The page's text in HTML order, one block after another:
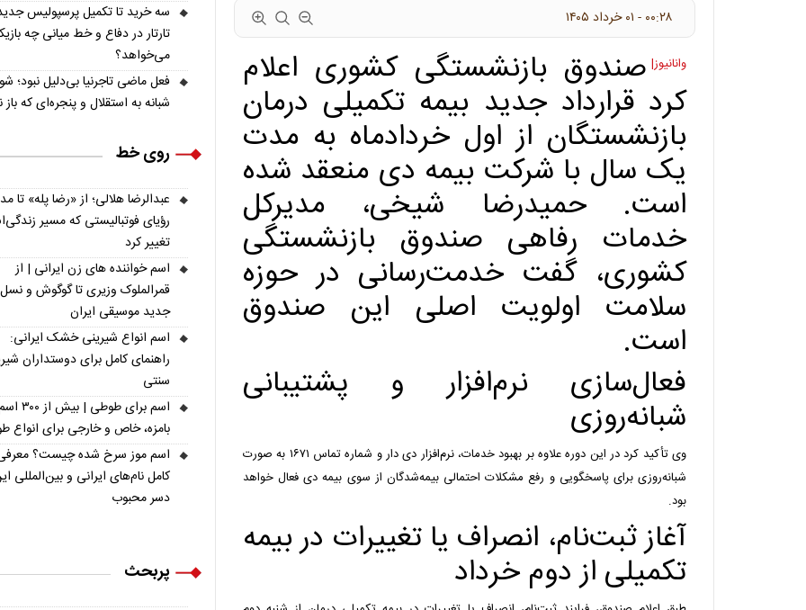
۰۰:۲۸ - ۰۱ خرداد ۱۴۰۵
وانانیوز| صندوق بازنشستگی کشوری اعلام
کرد قرارداد جدید بیمه تکمیلی درمان
بازنشستگان از اول خردادماه به مدت
یک سال با شرکت بیمه دی منعقد شده
است. حمیدرضا شیخی، مدیرکل
خدمات رفاهی صندوق بازنشستگی
کشوری، گفت خدمت‌رسانی در حوزه
سلامت اولویت اصلی این صندوق
است.
فعال‌سازی نرم‌افزار و پشتیبانی
شبانه‌روزی
وی تأکید کرد در این دوره علاوه بر بهبود خدمات، نرم‌افزار دی دار و شماره تماس ۱۶۷۱ به صورت
شبانه‌روزی برای پاسخگویی و رفع مشکلات احتمالی بیمه‌شدگان از سوی بیمه دی فعال خواهد
بود.
آغاز ثبت‌نام، انصراف یا تغییرات در بیمه
تکمیلی از دوم خرداد
سه خرید تا تکمیل پرسپولیس
تارتار در دفاع و خط میانی چه
می‌خواهد؟
فعل ماضی تاجرنیا بی‌دلیل نبود؛
شبانه به استقلال و پنجره‌ای که
روی خط
عبدالرضا هلالی؛ از «رضا پله» تا
رؤیای فوتبالیستی که مسیر
تغییر کرد
اسم خواننده های زن ایرانی | از
قمرالملوک وزیری تا گوگوش و نسل
جدید موسیقی ایران
اسم انواع شیرینی خشک ایرانی:
راهنمای کامل برای دوستداران
سنتی
اسم برای
بامزه، خاص و خارجی برای انواع
اسم موز سرخ شده چیست؟
کامل نام‌های ایرانی و بین‌المللی
دسر محبوب
پربحث